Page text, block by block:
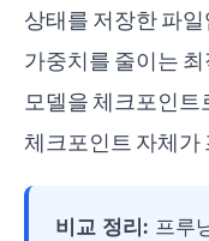
상태를 저장한 파
가중치를 줄이는
모델을 체크포인트
체크포인트 자체가
비교 정리: 프루